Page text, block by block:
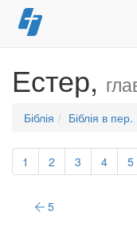
Перейти
до
Естер,
Біблія Біблія в
1 2 3 4 5
5